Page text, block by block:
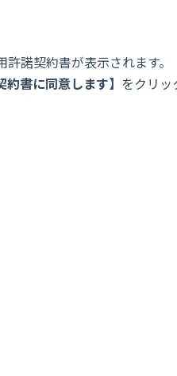
諾契約書が表示されます。
約書に同意します】 をクリ